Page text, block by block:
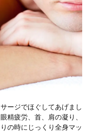
ージでほぐしてあげまし
精疲労、首、肩の凝り、
の時にじっくり全身マッ